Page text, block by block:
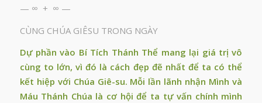
— ∞ + ∞ —
CÙNG CHÚA GIÊSU TRONG NGÀY
Dự phần vào Bí Tích Thánh Thể mang lại giá trị vô
cùng to lớn, vì đó là cách đẹp đẽ nhất để ta có thể
kết hiệp với Chúa Giê-su. Mỗi lần lãnh nhận Mình và
Máu Thánh Chúa là cơ hội để ta tự vấn chính mình